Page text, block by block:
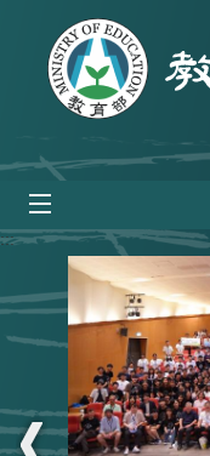
跳到主要內容區塊
:::